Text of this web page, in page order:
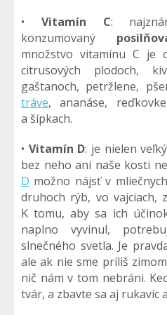
• Vitamín C:
konzumovaný
množstvo vitamínu C je
citrusových plodoch,
gaštanoch, petržlene,
tráve, ananáse,
a šípkach.
• Vitamín D: je nielen
bez neho ani naše kosti
D možno nájsť v
druhoch rýb, vo vajciach,
K tomu, aby sa ich
naplno vyvinul,
slnečného svetla. Je
ale ak nie sme príliš
nič nám v tom nebráni.
tvár, a zbavte sa aj rukavíc